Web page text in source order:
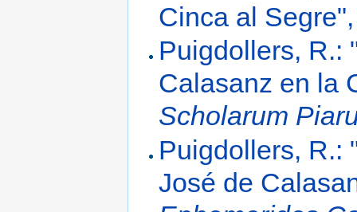
Cinca al
Puigdollers, R.:
Calasanz en la
Scholarum
Puigdollers, R.:
José de